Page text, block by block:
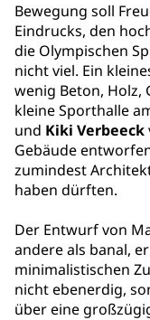
Bewegung soll
Eindrucks, den
die Olympischen
nicht viel. Ein
wenig Beton, Holz,
kleine Sporthalle
und Kiki Verbeeck
Gebäude
zumindest
haben dürften.
Der Entwurf von
andere als banal,
minimalistischen
nicht ebenerdig,
über eine